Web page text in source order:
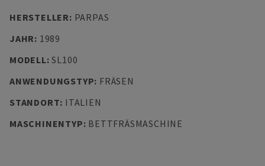
HERSTELLER: PARPAS
JAHR: 1989
MODELL:SL100
ANWENDUNGSTYP: FRÄSEN
STANDORT: ITALIEN
MASCHINENTYP: BETTFRÄSMASCHINE